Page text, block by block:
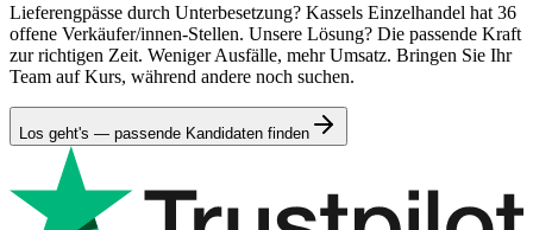
Lieferengpässe durch Unterbesetzung? Kassels Einzelhandel hat 36
offene Verkäufer/innen-Stellen. Unsere Lösung? Die passende Kraft
zur richtigen Zeit. Weniger Ausfälle, mehr Umsatz. Bringen Sie Ihr
Team auf Kurs, während andere noch suchen.
Los geht's — passende Kandidaten finden